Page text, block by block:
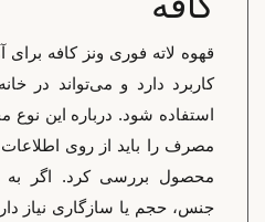
قهوه لاته فوری ونز کافه برای
کاربرد دارد و می‌تواند در
استفاده شود. درباره این نوع
مصرف را باید از روی اطلاعات
محصول بررسی کرد. اگر به
جنس، حجم یا سازگاری نیاز